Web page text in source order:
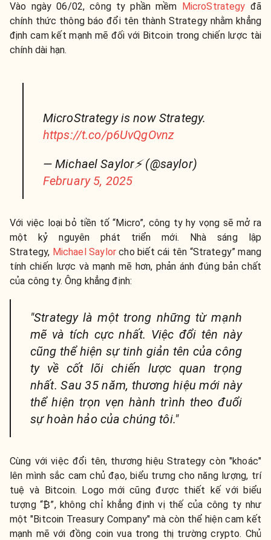
Vào ngày 06/02, công ty phần mềm MicroStrategy đã
chính thức thông báo đổi tên thành Strategy nhằm khẳng
định cam kết mạnh mẽ đối với Bitcoin trong chiến lược tài
chính dài hạn.
MicroStrategy is now Strategy.
https://t.co/p6UvQgOvnz
— Michael Saylor⚡️ (@saylor)
February 5, 2025
Với việc loại bỏ tiền tố “Micro”, công ty hy vọng sẽ mở ra
một kỷ nguyên phát triển mới. Nhà sáng lập
Strategy, Michael Saylorcho biết cái tên “Strategy” mang
tính chiến lược và mạnh mẽ hơn, phản ánh đúng bản chất
của công ty. Ông khẳng định:
"Strategy là một trong những từ mạnh
mẽ và tích cực nhất. Việc đổi tên này
cũng thể hiện sự tinh giản tên của công
ty về cốt lõi chiến lược quan trọng
nhất. Sau 35 năm, thương hiệu mới này
thể hiện trọn vẹn hành trình theo đuổi
sự hoàn hảo của chúng tôi."
Cùng với việc đổi tên, thương hiệu Strategy còn "khoác"
lên mình sắc cam chủ đạo, biểu trưng cho năng lượng, trí
tuệ và Bitcoin. Logo mới cũng được thiết kế với biểu
tượng “₿”, không chỉ khẳng định vị thế của công ty như
một "Bitcoin Treasury Company" mà còn thể hiện cam kết
mạnh mẽ với đồng coin vua trong thị trường crypto. Chủ